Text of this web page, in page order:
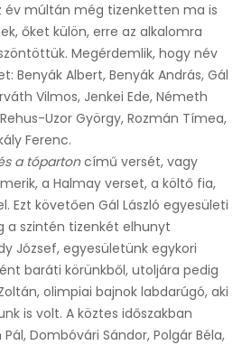
év múltán még tizenketten ma is
őket külön, erre az alkalomra
Megérdemlik, hogy név
Benyák Albert, Benyák András, Gál
Vilmos, Jenkei Ede, Németh
Uzor György, Rozmán Tímea,
Ferenc.
a tópartoncímű versét, vagy
a Halmay verset, a költő fia,
Ezt követően Gál László egyesületi
a szintén tizenkét elhunyt
József, egyesületünk egykori
baráti körünkből, utoljára pedig
olimpiai bajnok labdarúgó, aki
is volt. A köztes időszakban
Dombóvári Sándor, Polgár Béla,